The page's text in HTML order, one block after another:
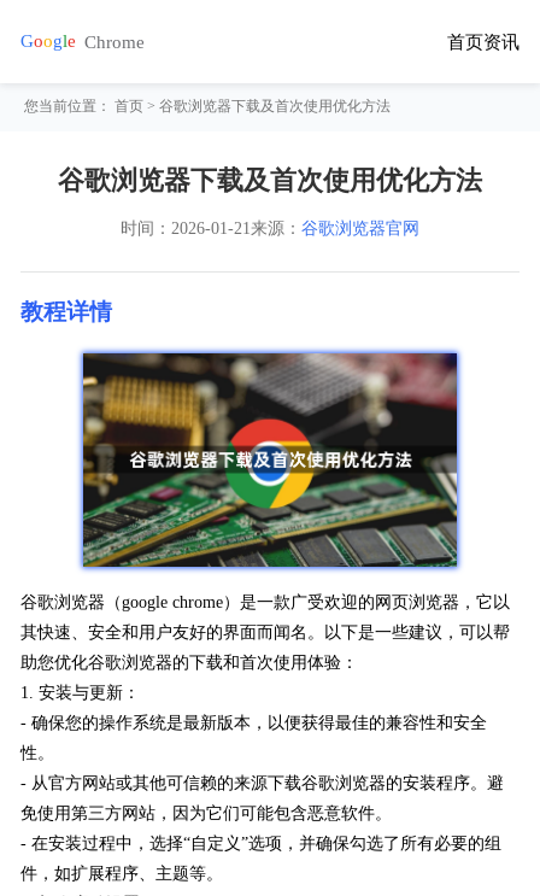
首页资讯
您当前位置：首页 > 谷歌浏览器下载及首次使用优化方法
谷歌浏览器下载及首次使用优化方法
时间： 2026-01-21来源： 谷歌浏览器官网
教程详情
谷歌浏览器（google chrome）是一款广受欢迎的网页浏览器，它以
其快速、安全和用户友好的界面而闻名。以下是一些建议，可以帮
助您优化谷歌浏览器的下载和首次使用体验：
1. 安装与更新：
- 确保您的操作系统是最新版本，以便获得最佳的兼容性和安全
性。
- 从官方网站或其他可信赖的来源下载谷歌浏览器的安装程序。避
免使用第三方网站，因为它们可能包含恶意软件。
- 在安装过程中，选择“自定义”选项，并确保勾选了所有必要的组
件，如扩展程序、主题等。